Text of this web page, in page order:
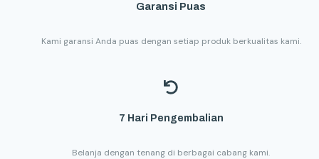
Garansi Puas
Kami garansi Anda puas dengan setiap produk berkualitas kami.
7 Hari Pengembalian
Belanja dengan tenang di berbagai cabang kami.